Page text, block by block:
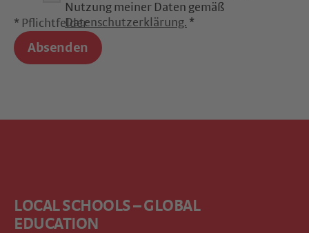
Nutzung meiner Daten gemäß
Datenschutzerklärung. *
* Pflichtfelder
Absenden
LOCAL SCHOOLS – GLOBAL
EDUCATION